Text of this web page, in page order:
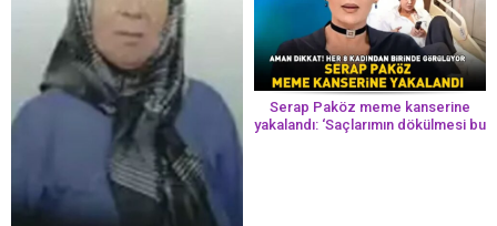
Serap Paköz meme kanserine
yakalandı: ‘Saçlarımın dökülmesi bu